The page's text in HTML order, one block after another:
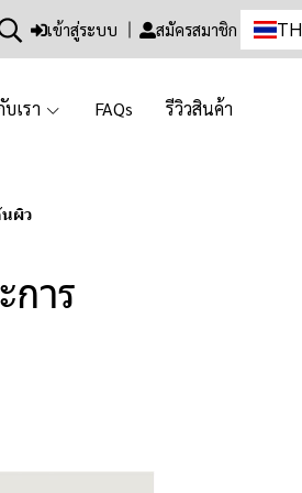
เข้าสู่ระบบ สมัครสมาชิก TH
บเรา FAQs รีวิวสินค้า
ผิว
าร